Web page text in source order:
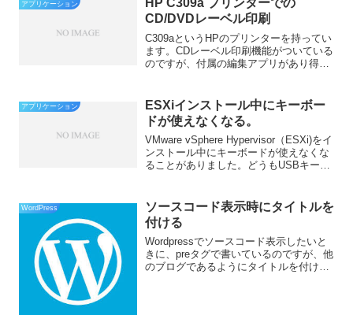
アプリケーション
HP C309a プリンターでの
CD/DVDレーベル印刷
C309aというHPのプリンターを持ってい
ます。CDレーベル印刷機能がついている
のですが、付属の編集アプリがあり得な
マイティーという有料ソフトが公式に対
応していますが、...
アプリケーション
ESXiインストール中にキーボー
ドが使えなくなる。
VMware vSphere Hypervisor（ESXi)をイ
ンストール中にキーボードが使えなくな
ることがありました。どうもUSBキーボ
せんが、なぜかBIOSでAC...
WordPress
ソースコード表示時にタイトルを
付ける
Wordpressでソースコード表示したいと
きに、preタグで書いているのですが、他
のブログであるようにタイトルを付けた